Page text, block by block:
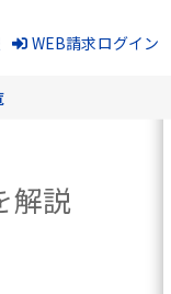
WEB請求ログイン
解説